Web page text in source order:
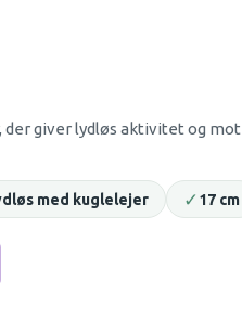
der giver lydløs aktivitet og
med kuglelejer ✓17 cm
I TRÆ TIL
MED AKRYLFRONT
FRIDA
HAMSTER